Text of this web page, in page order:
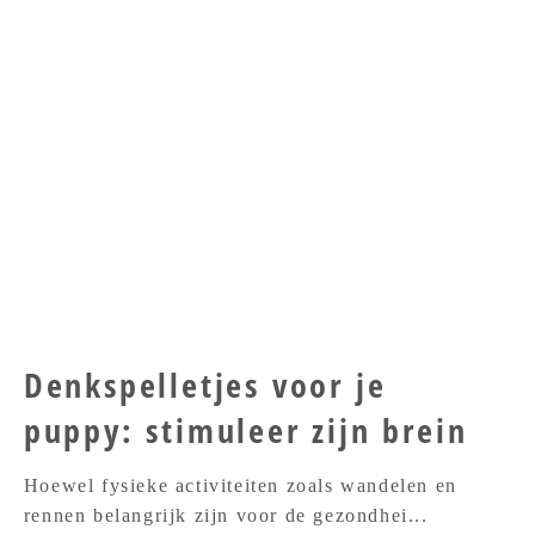
Denkspelletjes voor je
puppy: stimuleer zijn brein
Hoewel fysieke activiteiten zoals wandelen en
rennen belangrijk zijn voor de gezondhei...